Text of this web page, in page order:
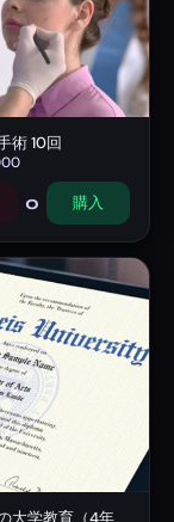
術 10回
0 購入
大学教育（4年